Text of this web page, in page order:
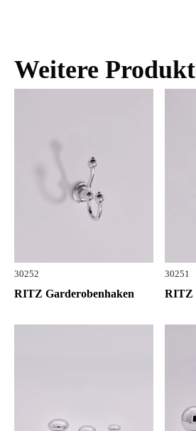
Weitere
30252
RITZ Garderobenhaken
30251
RITZ